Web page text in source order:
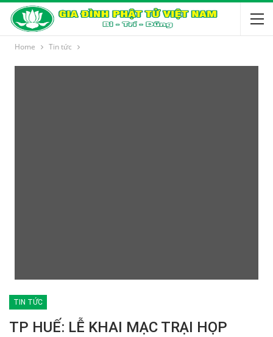
Home Tin tức
TIN TỨC
TP HUẾ: LỄ KHAI MẠC TRẠI HỌP